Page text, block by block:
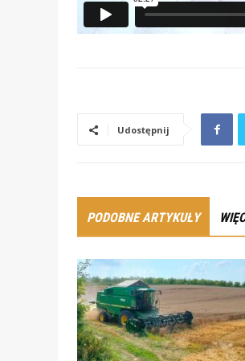
Udostępnij
PODOBNE ARTYKUŁY